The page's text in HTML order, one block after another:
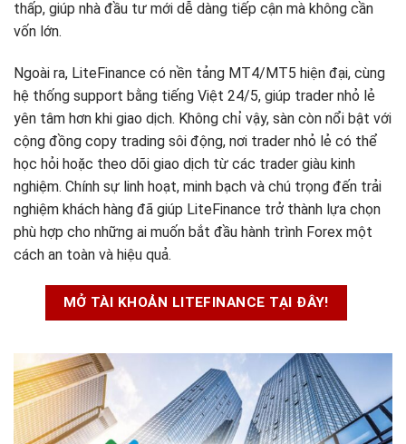
thấp, giúp nhà đầu tư mới dễ dàng tiếp cận mà không cần
vốn lớn.
Ngoài ra, LiteFinance có nền tảng MT4/MT5 hiện đại, cùng
hệ thống support bằng tiếng Việt 24/5, giúp trader nhỏ lẻ
yên tâm hơn khi giao dịch. Không chỉ vậy, sàn còn nổi bật với
cộng đồng copy trading sôi động, nơi trader nhỏ lẻ có thể
học hỏi hoặc theo dõi giao dịch từ các trader giàu kinh
nghiệm. Chính sự linh hoạt, minh bạch và chú trọng đến trải
nghiệm khách hàng đã giúp LiteFinance trở thành lựa chọn
phù hợp cho những ai muốn bắt đầu hành trình Forex một
cách an toàn và hiệu quả.
MỞ TÀI KHOẢN LITEFINANCE TẠI ĐÂY!